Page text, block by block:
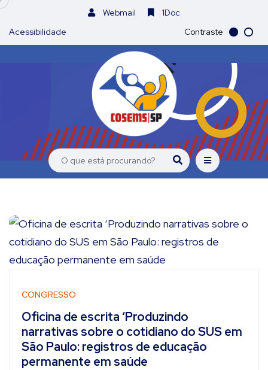
Webmail
1Doc
Acessibilidade
Contraste
CONGRESSO
Oficina de escrita ‘Produzindo
narrativas sobre o cotidiano do SUS em
São Paulo: registros de educação
permanente em saúde